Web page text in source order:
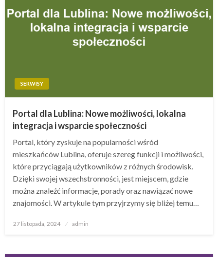
SERWISY
Portal dla Lublina: Nowe możliwości, lokalna
integracja i wsparcie społeczności
Portal, który zyskuje na popularności wśród
mieszkańców Lublina, oferuje szereg funkcji i możliwości,
które przyciągają użytkowników z różnych środowisk.
Dzięki swojej wszechstronności, jest miejscem, gdzie
można znaleźć informacje, porady oraz nawiązać nowe
znajomości. W artykule tym przyjrzymy się bliżej temu…
Opublikowane
27 listopada, 2024 admin